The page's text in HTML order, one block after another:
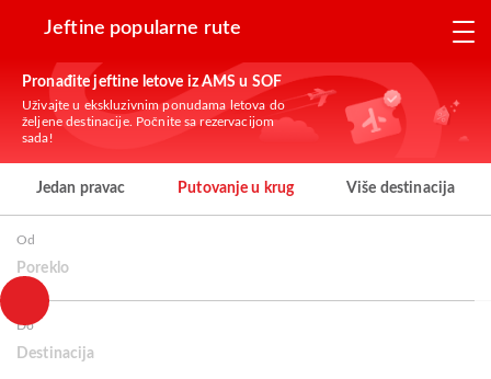
Jeftine popularne rute
Pronađite jeftine letove iz AMS u SOF
Uživajte u ekskluzivnim ponudama letova do
željene destinacije. Počnite sa rezervacijom
sada!
Jedan pravac Putovanje u krug Više destinacija
Od
Poreklo
Do
Destinacija